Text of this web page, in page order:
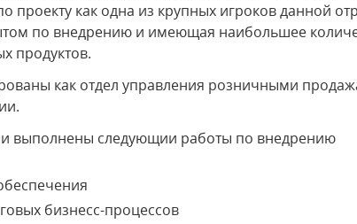
проекту как одна из крупных игроков данной
по внедрению и имеющая наибольшее
продуктов.
как отдел управления розничными
выполнены следующии работы по внедрению
бизнесс-процессов